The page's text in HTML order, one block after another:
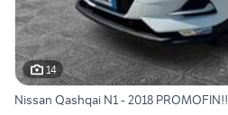
14
Nissan Qashqai N1 - 2018 PROMOFIN!!